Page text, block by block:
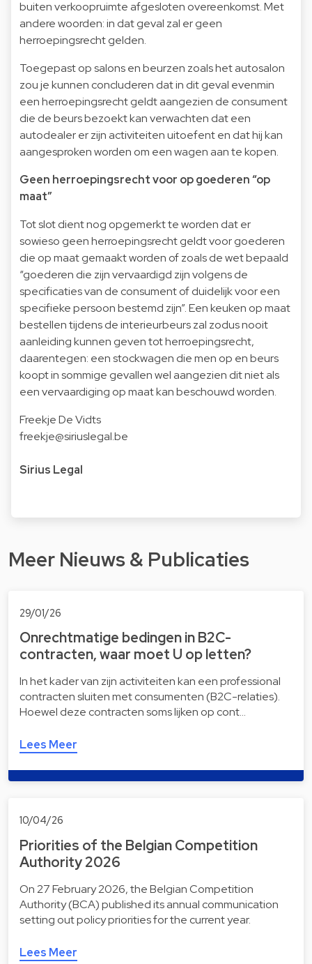
buiten verkoopruimte afgesloten overeenkomst. Met
andere woorden: in dat geval zal er geen
herroepingsrecht gelden.
Toegepast op salons en beurzen zoals het autosalon
zou je kunnen concluderen dat in dit geval evenmin
een herroepingsrecht geldt aangezien de consument
die de beurs bezoekt kan verwachten dat een
autodealer er zijn activiteiten uitoefent en dat hij kan
aangesproken worden om een wagen aan te kopen.
Geen herroepingsrecht voor op goederen “op
maat”
Tot slot dient nog opgemerkt te worden dat er
sowieso geen herroepingsrecht geldt voor goederen
die op maat gemaakt worden of zoals de wet bepaald
“goederen die zijn vervaardigd zijn volgens de
specificaties van de consument of duidelijk voor een
specifieke persoon bestemd zijn”. Een keuken op maat
bestellen tijdens de interieurbeurs zal zodus nooit
aanleiding kunnen geven tot herroepingsrecht,
daarentegen: een stockwagen die men op en beurs
koopt in sommige gevallen wel aangezien dit niet als
een vervaardiging op maat kan beschouwd worden.
Freekje De Vidts
freekje@siriuslegal.be
Sirius Legal
Meer Nieuws & Publicaties
29/01/26
Onrechtmatige bedingen in B2C-
contracten, waar moet U op letten?
In het kader van zijn activiteiten kan een professional
contracten sluiten met consumenten (B2C-relaties).
Hoewel deze contracten soms lijken op cont…
Lees Meer
10/04/26
Priorities of the Belgian Competition
Authority 2026
On 27 February 2026, the Belgian Competition
Authority (BCA) published its annual communication
setting out policy priorities for the current year.
Lees Meer